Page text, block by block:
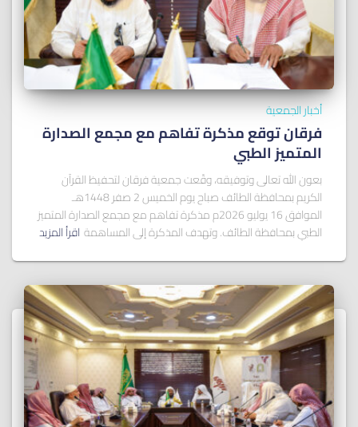
أخبار الجمعية
فرقان توقع مذكرة تفاهم مع مجمع الصدارة
المتميز الطبي
بعون الله تعالى وتوفيقه، وقّعت جمعية فرقان لتحفيظ القرآن
الكريم بمحافظة الطائف صباح يوم الخميس 2 صفر 1448هـ
الموافق 16 يوليو 2026م مذكرة تفاهم مع مجمع الصدارة المتميز
الطبي بمحافظة الطائف. وتهدف المذكرة إلى المساهمة اقرأ المزيد